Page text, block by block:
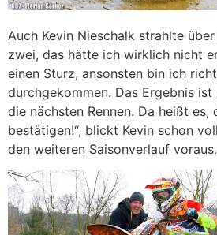
Auch Kevin Nieschalk strahlte
zwei, das hätte ich wirklich nicht
einen Sturz, ansonsten bin ich
durchgekommen. Das Ergebnis
die nächsten Rennen. Da heißt es,
bestätigen!“, blickt Kevin schon
den weiteren Saisonverlauf voraus.